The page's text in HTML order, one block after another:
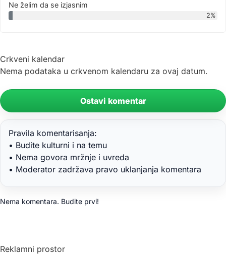
Ne želim da se izjasnim
2%
Crkveni kalendar
Nema podataka u crkvenom kalendaru za ovaj datum.
Ostavi komentar
Pravila komentarisanja:
• Budite kulturni i na temu
• Nema govora mržnje i uvreda
• Moderator zadržava pravo uklanjanja komentara
Nema komentara. Budite prvi!
Reklamni prostor